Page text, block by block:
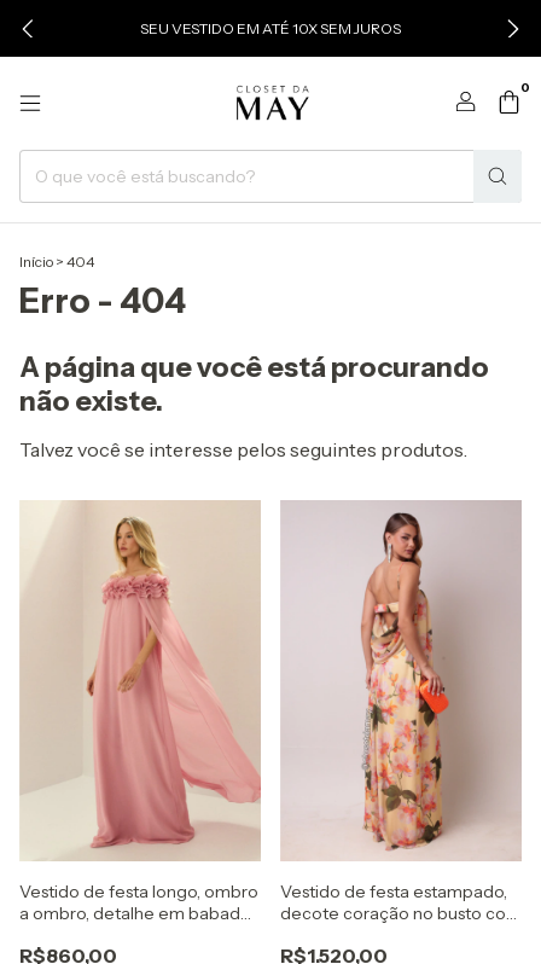
SEU VESTIDO EM ATÉ 10X SEM JUROS
0
Início > 404
Erro - 404
A página que você está procurando
não existe.
Talvez você se interesse pelos seguintes produtos.
Vestido de festa longo, ombro
a ombro, detalhe em babados
R$860,00
Vestido de festa estampado,
decote coração no busto com
degagê nas costas - Amarelo
R$1.520,00